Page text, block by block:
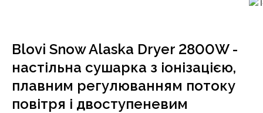
Blovi Snow Alaska Dryer 2800W -
настільна сушарка з іонізацією,
плавним регулюванням потоку
повітря і двоступеневим